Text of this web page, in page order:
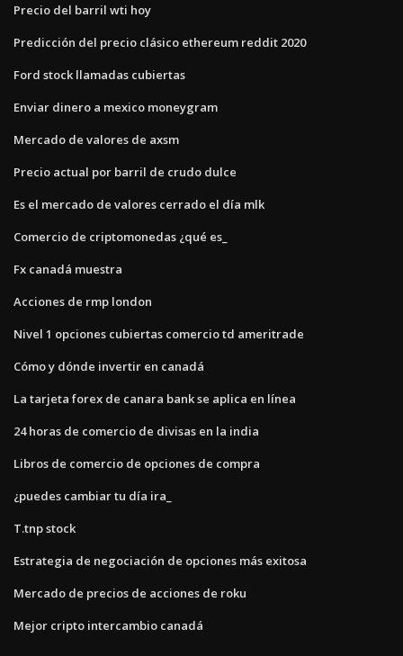
Precio del barril wti hoy
Predicción del precio clásico ethereum reddit 2020
Ford stock llamadas cubiertas
Enviar dinero a mexico moneygram
Mercado de valores de axsm
Precio actual por barril de crudo dulce
Es el mercado de valores cerrado el día mlk
Comercio de criptomonedas ¿qué es_
Fx canadá muestra
Acciones de rmp london
Nivel 1 opciones cubiertas comercio td ameritrade
Cómo y dónde invertir en canadá
La tarjeta forex de canara bank se aplica en línea
24 horas de comercio de divisas en la india
Libros de comercio de opciones de compra
¿puedes cambiar tu día ira_
T.tnp stock
Estrategia de negociación de opciones más exitosa
Mercado de precios de acciones de roku
Mejor cripto intercambio canadá